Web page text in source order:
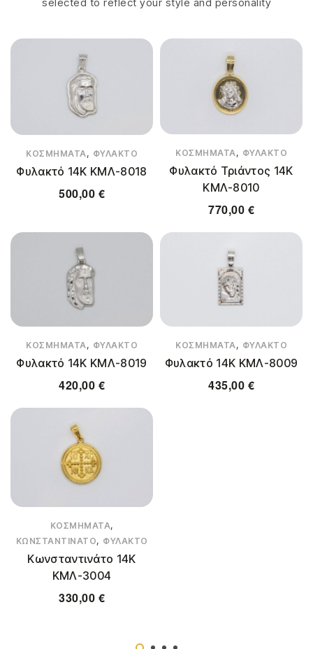
ΚΟΣΜΉΜΑΤΑ , ΦΥΛΑΚΤΌ
Φυλακτό 14Κ ΚΜΛ-8018
500,00 €
ΚΟΣΜΉΜΑΤΑ, ΦΥΛΑΚΤΌ
Φυλακτό Τριάντος 14Κ
ΚΜΛ-8010
770,00 €
ΚΟΣΜΉΜΑΤΑ , ΦΥΛΑΚΤΌ
Φυλακτό 14Κ ΚΜΛ-8019
420,00 €
ΚΟΣΜΉΜΑΤΑ, ΦΥΛΑΚΤΌ
Φυλακτό 14Κ ΚΜΛ-8009
435,00 €
ΚΟΣΜΉΜΑΤΑ,
ΚΩΝΣΤΑΝΤΙΝΆΤΟ, ΦΥΛΑΚΤΌ
Κωνσταντινάτο 14Κ
ΚΜΛ-3004
330,00 €